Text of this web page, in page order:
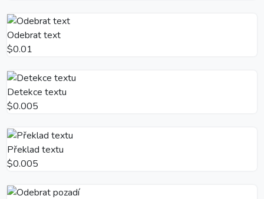
Odebrat text
$0.01
Detekce textu
$0.005
Překlad textu
$0.005